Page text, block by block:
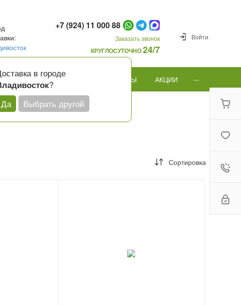
в городе
?
Да
Выбрать другой
+7 (924) 11 000 88
Заказать звонок
КРУГЛОСУТОЧНО24/7
Войти
ПОВОД ПОДАРКИ И ШАРЫ АКЦИИ ...
Сортировка